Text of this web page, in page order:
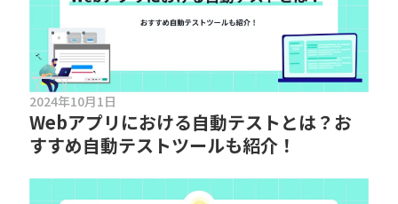
2024年10月1日
Webアプリにおける自動テストとは？お
すすめ自動テストツールも紹介！